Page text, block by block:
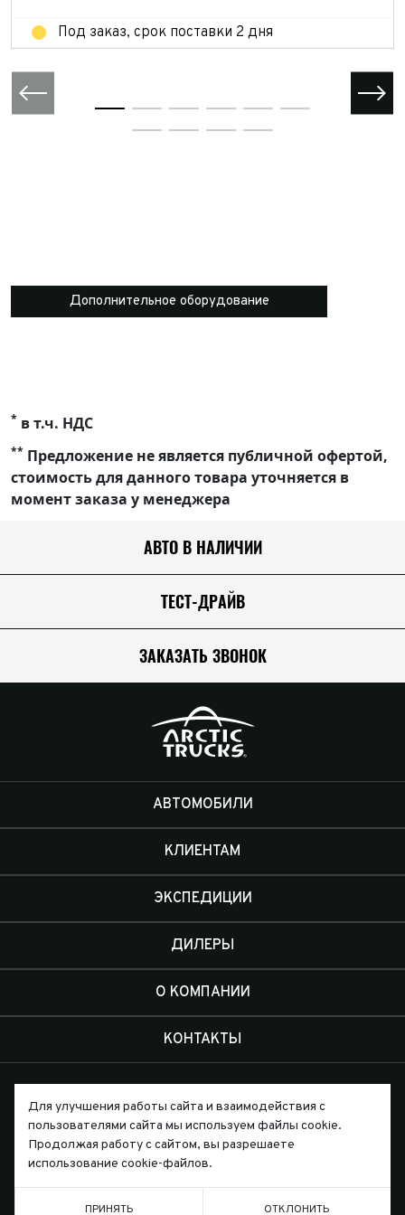
Под заказ, срок поставки 2 дня
Дополнительное оборудование
* в т.ч. НДС
** Предложение не является публичной офертой,
стоимость для данного товара уточняется в
момент заказа у менеджера
АВТО В НАЛИЧИИ
ТЕСТ-ДРАЙВ
ЗАКАЗАТЬ ЗВОНОК
АВТОМОБИЛИ
КЛИЕНТАМ
ЭКСПЕДИЦИИ
ДИЛЕРЫ
О КОМПАНИИ
КОНТАКТЫ
Письмо директору
Для улучшения работы сайта и взаимодействия с
пользователями сайта мы используем файлы cookie.
Продолжая работу с сайтом, вы разрешаете
использование cookie-файлов.
ПРИНЯТЬ ОТКЛОНИТЬ